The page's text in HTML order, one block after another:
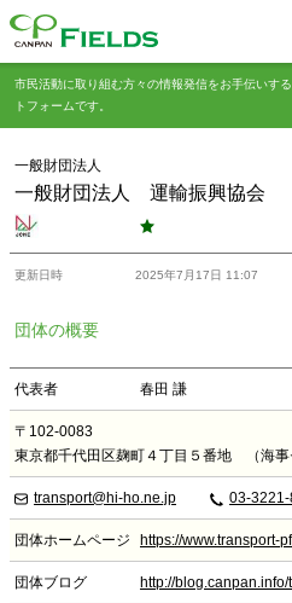
市民活動に取り組む方々の情報発信をお手伝いす
トフォームです。
一般財団法人
一般財団法人 運輸振興協会
更新日時 2025年7月17日 11:07
団体の概要
代表者 春田 謙
〒102-0083
東京都千代田区麹町４丁目５番地 （海事
transport@hi-ho.ne.jp 03-3221-
団体ホームページ https://www.transport-
団体ブログ http://blog.canpan.info/